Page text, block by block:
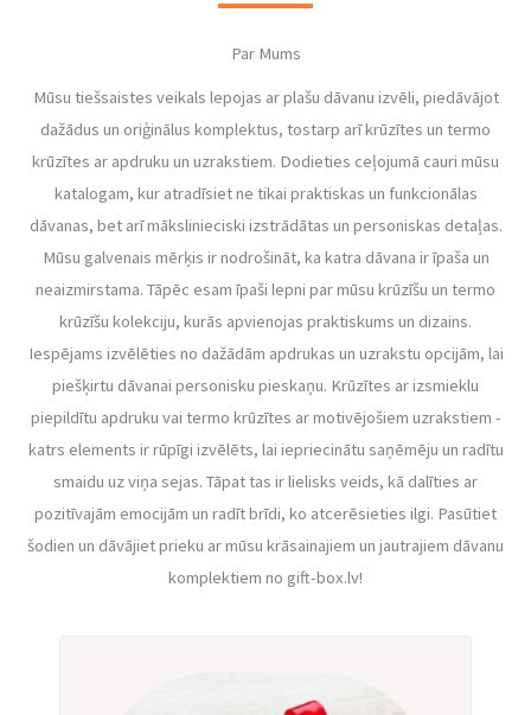
Par Mums
Mūsu tiešsaistes veikals lepojas ar plašu dāvanu izvēli, piedāvājot
dažādus un oriģinālus komplektus, tostarp arī krūzītes un termo
krūzītes ar apdruku un uzrakstiem. Dodieties ceļojumā cauri mūsu
katalogam, kur atradīsiet ne tikai praktiskas un funkcionālas
dāvanas, bet arī mākslinieciski izstrādātas un personiskas detaļas.
Mūsu galvenais mērķis ir nodrošināt, ka katra dāvana ir īpaša un
neaizmirstama. Tāpēc esam īpaši lepni par mūsu krūzīšu un termo
krūzīšu kolekciju, kurās apvienojas praktiskums un dizains.
Iespējams izvēlēties no dažādām apdrukas un uzrakstu opcijām, lai
piešķirtu dāvanai personisku pieskaņu. Krūzītes ar izsmieklu
piepildītu apdruku vai termo krūzītes ar motivējošiem uzrakstiem -
katrs elements ir rūpīgi izvēlēts, lai iepriecinātu saņēmēju un radītu
smaidu uz viņa sejas. Tāpat tas ir lielisks veids, kā dalīties ar
pozitīvajām emocijām un radīt brīdi, ko atcerēsieties ilgi. Pasūtiet
šodien un dāvājiet prieku ar mūsu krāsainajiem un jautrajiem dāvanu
komplektiem no gift-box.lv!